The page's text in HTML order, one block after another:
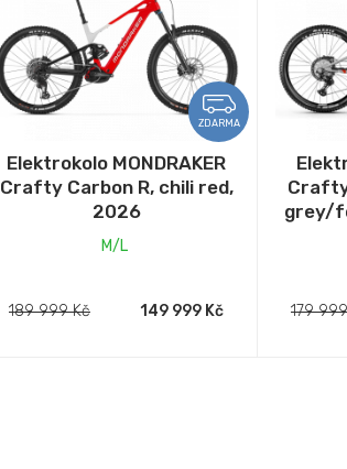
ZDARMA
Elektrokolo MONDRAKER
Crafty Carbon R, chili red,
2026
M/L
189 999 Kč 149 999 Kč
grey/
179